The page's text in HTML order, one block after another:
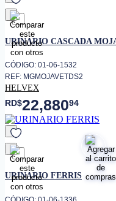
• ACCESORIOS
• Incluye 2 juegos de
tornillos Incluye contra
acero inoxidable
favorito
URINARIO CASCADA
CÓDIGO: 01-06-1532
REF: MGMOJAVETDS2
HELVEX
RD$22,88094
favorito
URINARIO FERRIS